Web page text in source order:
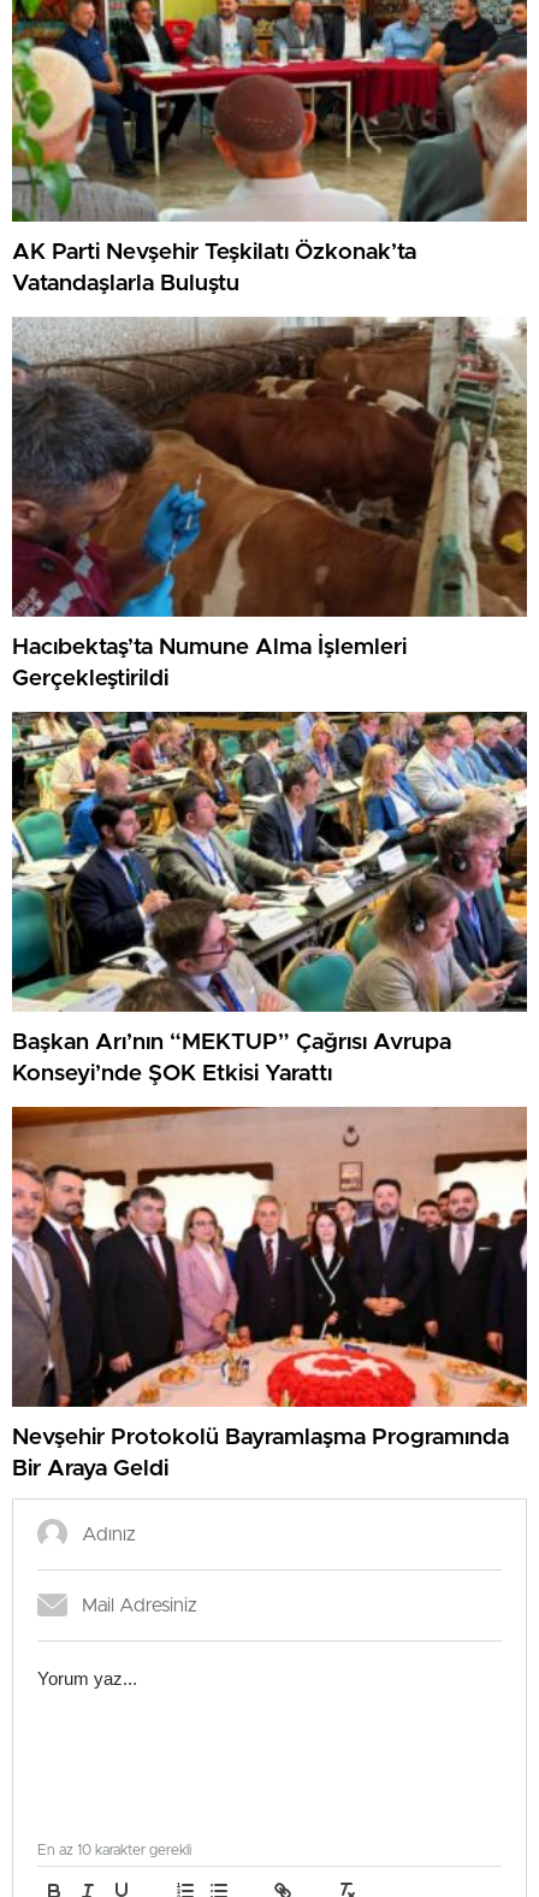
AK Parti Nevşehir Teşkilatı Özkonak’ta
Vatandaşlarla Buluştu
Hacıbektaş’ta Numune Alma İşlemleri
Gerçekleştirildi
Başkan Arı’nın “MEKTUP” Çağrısı Avrupa
Konseyi’nde ŞOK Etkisi Yarattı
Nevşehir Protokolü Bayramlaşma Programında
Bir Araya Geldi
En az 10 karakter gerekli